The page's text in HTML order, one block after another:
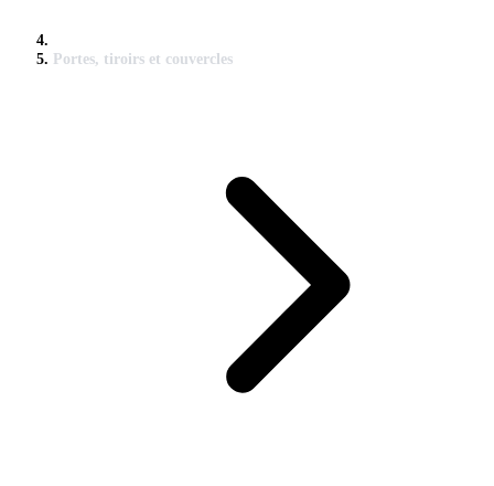
Portes, tiroirs et couvercles